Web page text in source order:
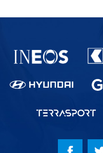
Partenaires du lausanne-Sport